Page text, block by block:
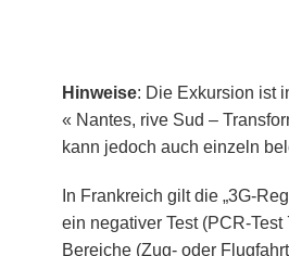
Hinweise: Die Exkursion ist
« Nantes, rive Sud –
kann jedoch auch einzeln
In Frankreich gilt die „3G-
ein negativer Test (PCR-
Bereiche (Zug- oder